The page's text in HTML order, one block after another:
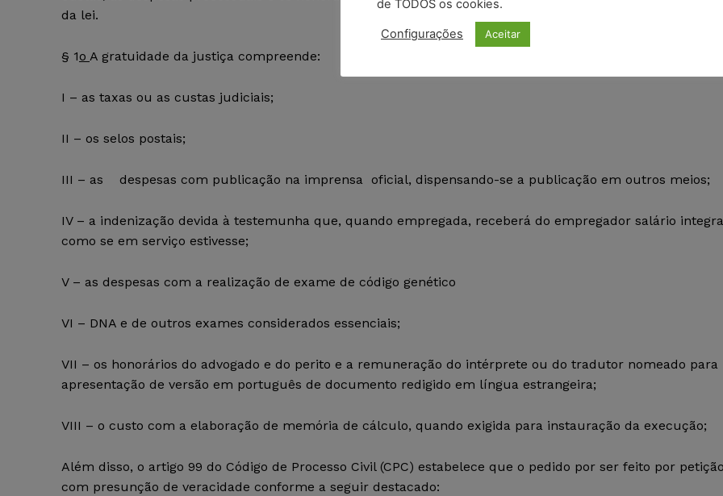
da lei.
§ 1o A gratuidade da justiça compreende:
I – as taxas ou as custas judiciais;
II – os selos postais;
III – as despesas com publicação na imprensa oficial, dispensando-se a publicação em outros meios;
IV – a indenização devida à testemunha que, quando empregada, receberá do empregador salário
como se em serviço estivesse;
V – as despesas com a realização de exame de código genético
VI – DNA e de outros exames considerados essenciais;
VII – os honorários do advogado e do perito e a remuneração do intérprete ou do tradutor nomeado para
apresentação de versão em português de documento redigido em língua estrangeira;
VIII – o custo com a elaboração de memória de cálculo, quando exigida para instauração da execução;
Além disso, o artigo 99 do Código de Processo Civil (CPC) estabelece que o pedido por ser feito por
com presunção de veracidade conforme a seguir destacado:
de TODOS os cookies.
Configurações Aceitar